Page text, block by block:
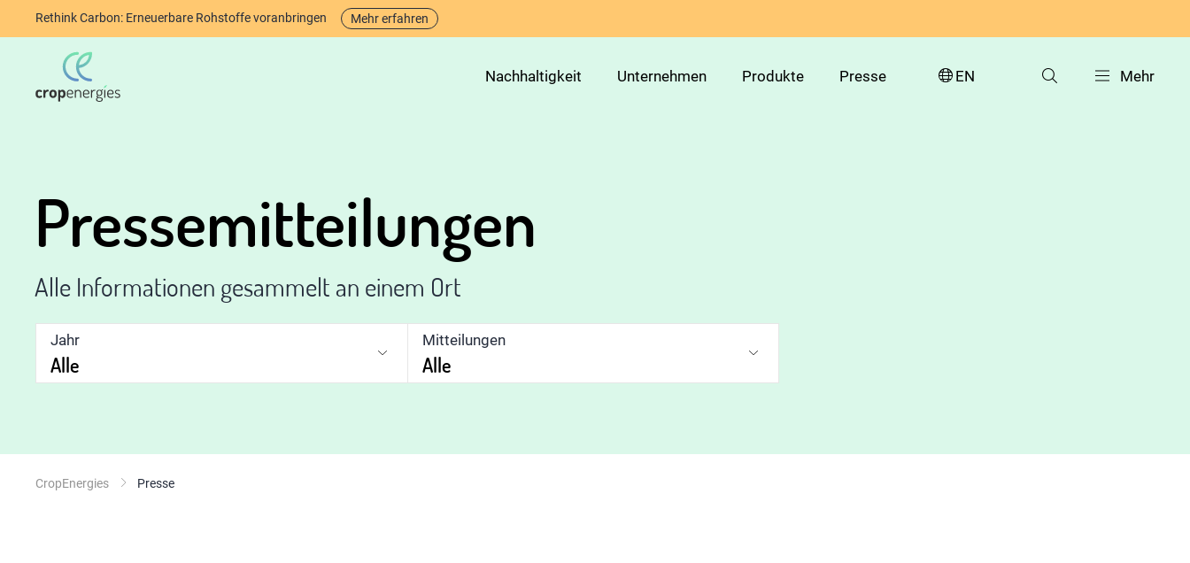
Rethink Carbon: Erneuerbare Rohstoffe voranbringen Mehr erfahren
Nachhaltigkeit Unternehmen Produkte Presse EN Mehr
Pressemitteilungen
Alle Informationen gesammelt an einem Ort
Jahr
Alle
Mitteilungen
Alle
CropEnergies Presse